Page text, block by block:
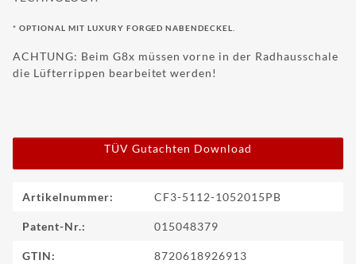
* OPTIONAL MIT LUXURY FORGED NABENDECKEL.
ACHTUNG: Beim G8x müssen vorne in der Radhausschale
die Lüfterrippen bearbeitet werden!
TÜV Gutachten Download
Produkteigenschaft
Wert
Artikelnummer: CF3-5112-1052015PB
Patent-Nr.: 015048379
GTIN: 8720618926913